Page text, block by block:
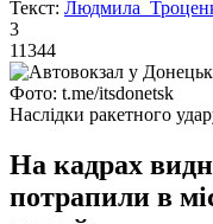
Текст: Людмила
3
11344
Фото: t.me/itsdonetsk
Наслідки ракетного
На кадрах
потрапили в